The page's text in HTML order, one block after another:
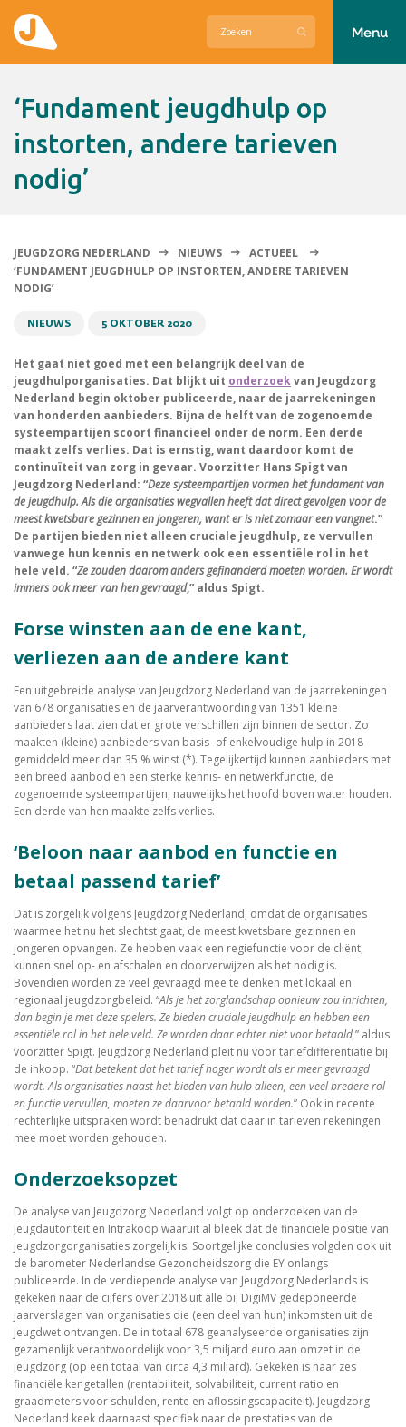
Over Jeugdzorg Nederland
Menu
‘Fundament jeugdhulp op
instorten, andere tarieven
nodig’
JEUGDZORG NEDERLAND NIEUWS
ACTUEEL
‘FUNDAMENT JEUGDHULP OP INSTORTEN, ANDERE TARIEVEN
NODIG’
NIEUWS 5 OKTOBER 2020
Het gaat niet goed met een belangrijk deel van de
jeugdhulporganisaties. Dat blijkt uit onderzoekvan Jeugdzorg
Nederland begin oktober publiceerde, naar de jaarrekeningen
van honderden aanbieders. Bijna de helft van de zogenoemde
systeempartijen scoort financieel onder de norm. Een derde
maakt zelfs verlies. Dat is ernstig, want daardoor komt de
continuïteit van zorg in gevaar. Voorzitter Hans Spigt van
Jeugdzorg Nederland: “Deze systeempartijen vormen het fundament van
de jeugdhulp. Als die organisaties wegvallen heeft dat direct gevolgen voor de
meest kwetsbare gezinnen en jongeren, want er is niet zomaar een vangnet.”
De partijen bieden niet alleen cruciale jeugdhulp, ze vervullen
vanwege hun kennis en netwerk ook een essentiële rol in het
hele veld. “Ze zouden daarom anders gefinancierd moeten worden. Er wordt
immers ook meer van hen gevraagd,” aldus Spigt.
Forse winsten aan de ene kant,
verliezen aan de andere kant
Een uitgebreide analyse van Jeugdzorg Nederland van de jaarrekeningen
van 678 organisaties en de jaarverantwoording van 1351 kleine
aanbieders laat zien dat er grote verschillen zijn binnen de sector. Zo
maakten (kleine) aanbieders van basis- of enkelvoudige hulp in 2018
gemiddeld meer dan 35 % winst (*). Tegelijkertijd kunnen aanbieders met
een breed aanbod en een sterke kennis- en netwerkfunctie, de
zogenoemde systeempartijen, nauwelijks het hoofd boven water houden.
Een derde van hen maakte zelfs verlies.
‘Beloon naar aanbod en functie en
betaal passend tarief’
Dat is zorgelijk volgens Jeugdzorg Nederland, omdat de organisaties
waarmee het nu het slechtst gaat, de meest kwetsbare gezinnen en
jongeren opvangen. Ze hebben vaak een regiefunctie voor de cliënt,
kunnen snel op- en afschalen en doorverwijzen als het nodig is.
Bovendien worden ze veel gevraagd mee te denken met lokaal en
regionaal jeugdzorgbeleid. “Als je het zorglandschap opnieuw zou inrichten,
dan begin je met deze spelers. Ze bieden cruciale jeugdhulp en hebben een
essentiële rol in het hele veld. Ze worden daar echter niet voor betaald,” aldus
voorzitter Spigt. Jeugdzorg Nederland pleit nu voor tariefdifferentiatie bij
de inkoop. “Dat betekent dat het tarief hoger wordt als er meer gevraagd
wordt. Als organisaties naast het bieden van hulp alleen, een veel bredere rol
en functie vervullen, moeten ze daarvoor betaald worden.” Ook in recente
rechterlijke uitspraken wordt benadrukt dat daar in tarieven rekeningen
mee moet worden gehouden.
Onderzoeksopzet
De analyse van Jeugdzorg Nederland volgt op onderzoeken van de
Jeugdautoriteit en Intrakoop waaruit al bleek dat de financiële positie van
jeugdzorgorganisaties zorgelijk is. Soortgelijke conclusies volgden ook uit
de barometer Nederlandse Gezondheidszorg die EY onlangs
publiceerde. In de verdiepende analyse van Jeugdzorg Nederlands is
gekeken naar de cijfers over 2018 uit alle bij DigiMV gedeponeerde
jaarverslagen van organisaties die (een deel van hun) inkomsten uit de
Jeugdwet ontvangen. De in totaal 678 geanalyseerde organisaties zijn
gezamenlijk verantwoordelijk voor 3,5 miljard euro aan omzet in de
jeugdzorg (op een totaal van circa 4,3 miljard). Gekeken is naar zes
financiële kengetallen (rentabiliteit, solvabiliteit, current ratio en
graadmeters voor schulden, rente en aflossingscapaciteit). Jeugdzorg
Nederland keek daarnaast specifiek naar de prestaties van de